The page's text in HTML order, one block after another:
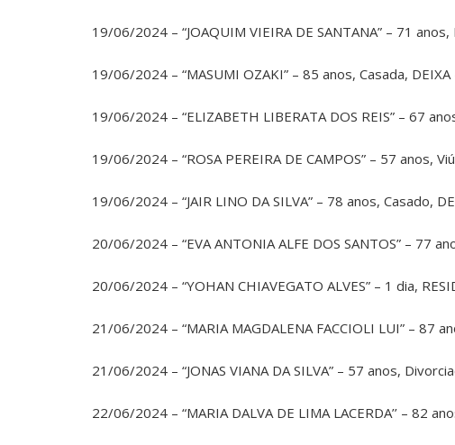
19/06/2024 – “JOAQUIM VIEIRA DE SANTANA” – 71
19/06/2024 – “MASUMI OZAKI” – 85 anos, Casada,
19/06/2024 – “ELIZABETH LIBERATA DOS REIS” – 67
19/06/2024 – “ROSA PEREIRA DE CAMPOS” – 57 anos,
19/06/2024 – “JAIR LINO DA SILVA” – 78 anos, Casado,
20/06/2024 – “EVA ANTONIA ALFE DOS SANTOS” – 77
20/06/2024 – “YOHAN CHIAVEGATO ALVES” – 1 dia,
21/06/2024 – “MARIA MAGDALENA FACCIOLI LUI” – 87
21/06/2024 – “JONAS VIANA DA SILVA” – 57 anos,
22/06/2024 – “MARIA DALVA DE LIMA LACERDA’’ – 82